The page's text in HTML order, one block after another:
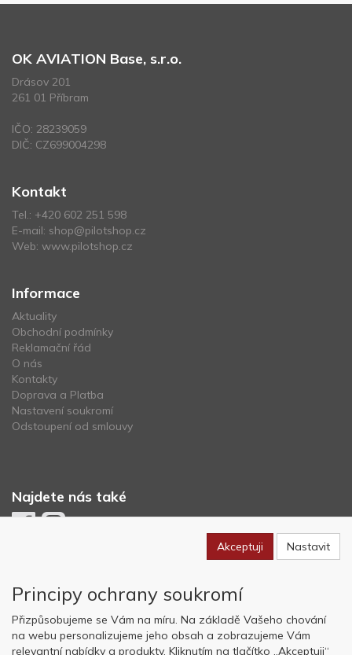
OK AVIATION Base, s.r.o.
Drásov 201
261 01 Příbram
IČO: 28239059
DIČ: CZ699004298
Kontakt
Tel.: +420 602 251 598
E-mail: shop@pilotshop.cz
Web: www.pilotshop.cz
Informace
Aktuality
Obchodní podmínky
Reklamační řád
O nás
Kontakty
Doprava a Platba
Nastavení soukromí
Odstoupení od smlouvy
Najdete nás také
Akceptuji Nastavit
Principy ochrany soukromí
Přizpůsobujeme se Vám na míru. Na základě Vašeho chování
na webu personalizujeme jeho obsah a zobrazujeme Vám
relevantní nabídky a produkty. Kliknutím na tlačítko „Akceptuji“